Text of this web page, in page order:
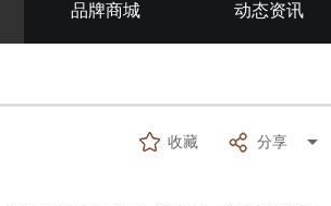
品牌商城 动态资讯
收藏 分享